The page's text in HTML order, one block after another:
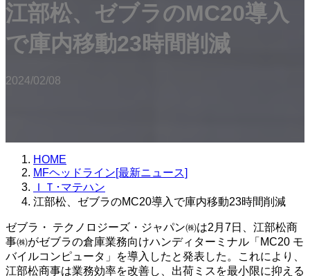
江部松、ゼブラのMC20導入
で庫内移動23時間削減
2024/02/08
HOME
MFヘッドライン[最新ニュース]
ＩＴ･マテハン
江部松、ゼブラのMC20導入で庫内移動23時間削減
ゼブラ・ テクノロジーズ・ジャパン㈱は2月7日、江部松商
事㈱がゼブラの倉庫業務向けハンディターミナル「MC20 モ
バイルコンピュータ」を導入したと発表した。これにより、
江部松商事は業務効率を改善し、出荷ミスを最小限に抑える